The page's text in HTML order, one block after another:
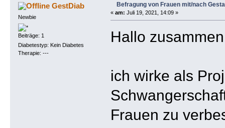
GestDiab
Newbie
Beiträge: 1
Diabetestyp: Kein Diabetes
Therapie: ---
Befragung von Frauen mit/nach
« am: Juli 19, 2021, 14:09 »
Hallo
ich wirke als
Frauen zu